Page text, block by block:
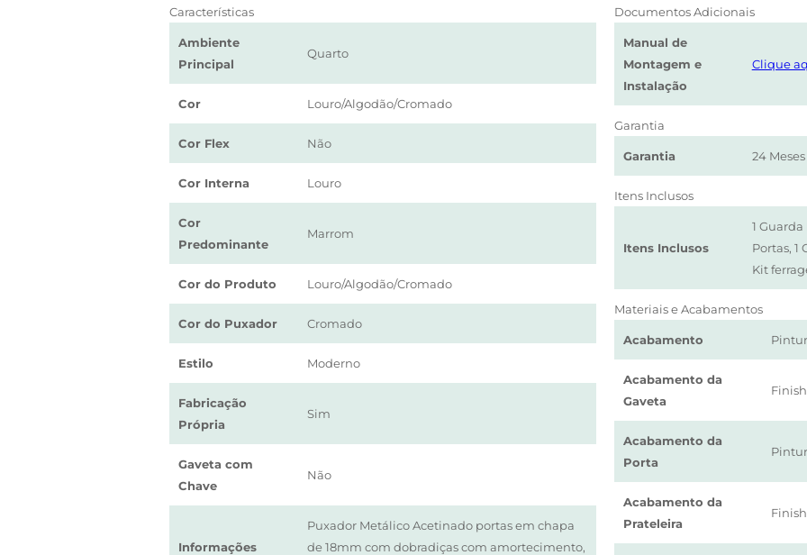
Características
Ambiente
Principal
Quarto
Cor Louro/Algodão/Cromado
Cor Flex Não
Cor Interna Louro
Cor
Predominante
Marrom
Cor do Produto Louro/Algodão/Cromado
Cor do Puxador Cromado
Estilo Moderno
Fabricação
Própria
Sim
Gaveta com
Chave
Não
Informações
Puxador Metálico Acetinado portas em chapa
de 18mm com dobradiças com amortecimento,
Documentos Adicionais
Manual de
Montagem e
Instalação
Clique
Garantia
Garantia 24 Meses
Itens Inclusos
Itens Inclusos
1 Guarda
Portas,
Kit
Materiais e Acabamentos
Acabamento
Acabamento da
Gaveta
Acabamento da
Porta
Acabamento da
Prateleira